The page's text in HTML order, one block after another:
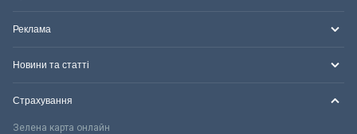
Реклама
Новини та статті
Страхування
Зелена карта онлайн